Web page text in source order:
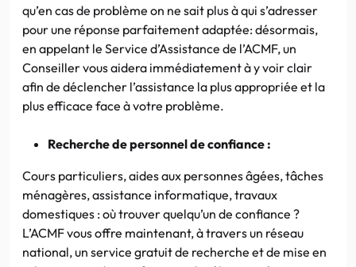
qu’en cas de problème on ne sait plus à qui s’adresser
pour une réponse parfaitement adaptée: désormais,
en appelant le Service d’Assistance de l’ACMF, un
Conseiller vous aidera immédiatement à y voir clair
afin de déclencher l’assistance la plus appropriée et la
plus efficace face à votre problème.
Recherche de personnel de confiance :
Cours particuliers, aides aux personnes âgées, tâches
ménagères, assistance informatique, travaux
domestiques : où trouver quelqu’un de confiance ?
L’ACMF vous offre maintenant, à travers un réseau
national, un service gratuit de recherche et de mise en